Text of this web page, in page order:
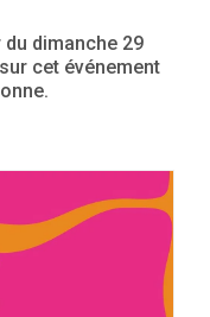
dimanche 29
cet événement